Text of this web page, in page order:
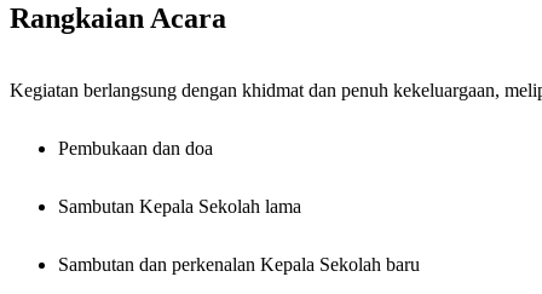
Rangkaian Acara
Kegiatan berlangsung dengan khidmat dan penuh kekeluargaan,
Pembukaan dan doa
Sambutan Kepala Sekolah lama
Sambutan dan perkenalan Kepala Sekolah baru